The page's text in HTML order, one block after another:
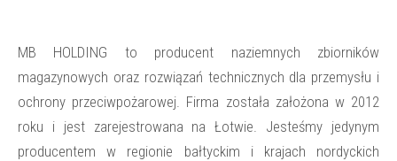
MB HOLDING to producent naziemnych zbiorników
magazynowych oraz rozwiązań technicznych dla przemysłu i
ochrony przeciwpożarowej. Firma została założona w 2012
roku i jest zarejestrowana na Łotwie. Jesteśmy jedynym
producentem w regionie bałtyckim i krajach nordyckich